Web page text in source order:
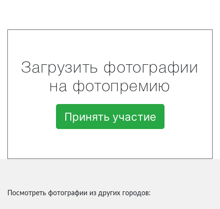
Загрузить фотографии
на фотопремию
Принять участие
Посмотреть фотографии из других городов: